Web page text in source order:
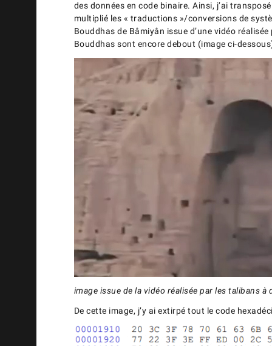
des données en code binaire. Ainsi, j’ai
multiplié les « traductions »/conversions de
Bouddhas de Bâmiyân issue d’une vidéo
Bouddhas sont encore debout (image ci-
image issue de la vidéo réalisée par les talibans à
De cette image, j’y ai extirpé tout le code